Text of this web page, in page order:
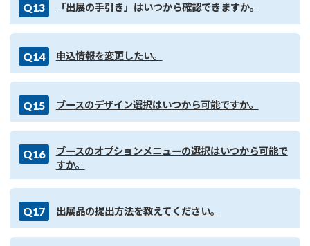
Q13 「出展の手引き」はいつから確認できますか。
Q14 申込情報を変更したい。
Q15 ブースのデザイン選択はいつから可能ですか。
Q16
ブースのオプションメニューの選択はいつから可能で
すか。
Q17 出展品の提出方法を教えてください。